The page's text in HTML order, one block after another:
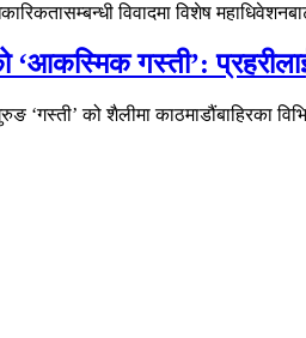
विवादमा विशेष
‘आकस्मिक गस्ती’:
‘गस्ती’ को शैलीमा काठमाडौंबाहिरका